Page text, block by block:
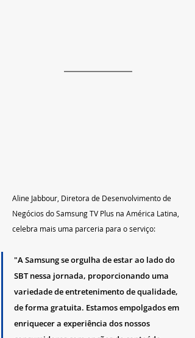
Aline Jabbour, Diretora de Desenvolvimento de
Negócios do Samsung TV Plus na América Latina,
celebra mais uma parceria para o serviço:
"A Samsung se orgulha de estar ao lado do
SBT nessa jornada, proporcionando uma
variedade de entretenimento de qualidade,
de forma gratuita. Estamos empolgados em
enriquecer a experiência dos nossos